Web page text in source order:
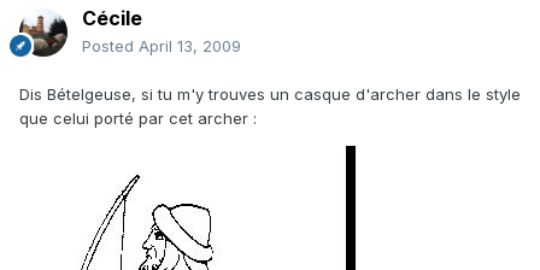
Cécile
Posted April 13, 2009
Dis Bételgeuse, si tu m'y trouves un casque d'archer dans le style
que celui porté par cet archer :